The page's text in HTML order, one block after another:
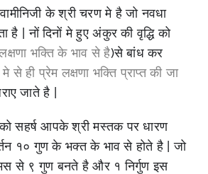
के श्री चरण मे है जो नवधा
है | नों दिनों मे हुए अंकुर की वृद्धि को
भक्ति के भाव से है)से बांध कर
से ही प्रेम लक्षणा भक्ति प्राप्त की जा
जाते है |
सहर्ष आपके श्री मस्तक पर धारण
१० गुण के भक्त के भाव से होते है | जो
से ९ गुण बनते है और १ निर्गुण इस